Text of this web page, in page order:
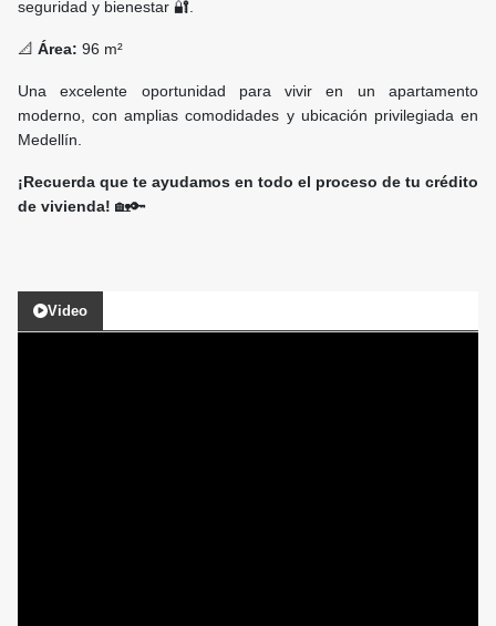
seguridad y bienestar 🔐.
📐 Área: 96 m²
Una excelente oportunidad para vivir en un apartamento
moderno, con amplias comodidades y ubicación privilegiada en
Medellín.
¡Recuerda que te ayudamos en todo el proceso de tu crédito
de vivienda! 🏡🔑
Video